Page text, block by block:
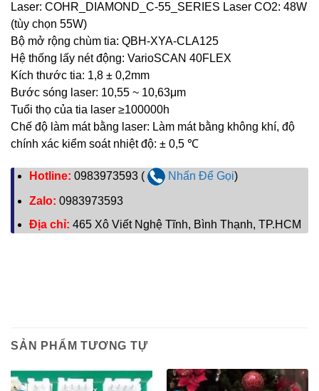
Laser: COHR_DIAMOND_C-55_SERIES Laser CO2: 48W
(tùy chọn 55W)
Bộ mở rộng chùm tia: QBH-XYA-CLA125
Hệ thống lấy nét động: VarioSCAN 40FLEX
Kích thước tia: 1,8 ± 0,2mm
Bước sóng laser: 10,55 ~ 10,63μm
Tuổi thọ của tia laser ≥100000h
Chế độ làm mát bằng laser: Làm mát bằng không khí, độ
chính xác kiểm soát nhiệt độ: ± 0,5 ℃
Hotline: 0983973593 ( Nhấn Để Gọi)
Zalo: 0983973593
Địa chỉ: 465 Xô Viết Nghệ Tĩnh, Bình Thạnh, TP.HCM
SẢN PHẨM TƯƠNG TỰ